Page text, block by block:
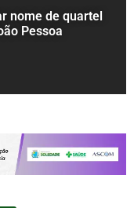
nome de quartel
Pessoa